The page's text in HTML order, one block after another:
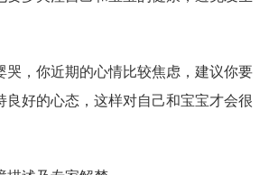
，你近期的心情比较焦虑，建议你要
良好的心态，这样对自己和宝宝才会很